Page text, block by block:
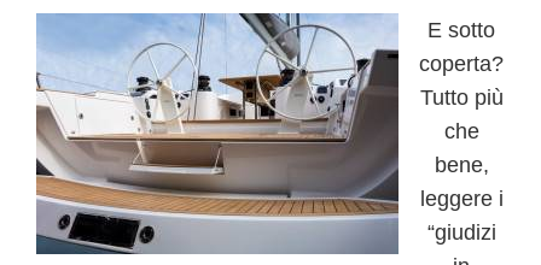
E sotto
coperta?
Tutto più
che
bene,
leggere i
“giudizi